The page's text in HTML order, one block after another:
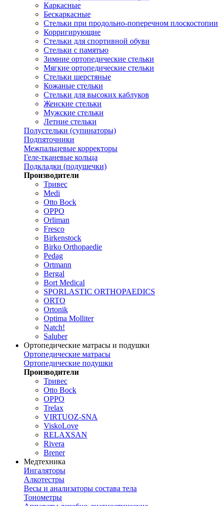
Каркасные
Бескаркасные
Стельки при продольно-поперечном плоскостопии
Корригирующие
Стельки для спортивной обуви
Стельки с памятью
Зимние ортопедические стельки
Мягкие ортопедические стельки
Стельки шерстяные
Кожаные стельки
Стельки для высоких каблуков
Женские стельки
Мужские стельки
Летние стельки
Полустельки (супинаторы)
Подпяточники
Межпальцевые корректоры
Геле-тканевые кольца
Подкладки (подушечки)
Производители
Тривес
Medi
Otto Bock
OPPO
Orliman
Fresco
Birkenstock
Birko Orthopaedie
Pedag
Ortmann
Bergal
Bort Medical
SPORLASTIC ORTHOPAEDICS
ORTO
Ortonik
Optima Molliter
Natch!
Saluber
Ортопедические матрасы и подушки
Ортопедические матрасы
Ортопедические подушки
Производители
Тривес
Otto Bock
OPPO
Trelax
VIRTUOZ-SNA
ViskoLove
RELAXSAN
Rivera
Brener
Медтехника
Ингаляторы
Алкотестры
Весы и анализаторы состава тела
Тонометры